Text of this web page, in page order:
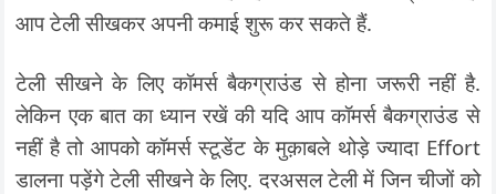
आप टेली सीखकर अपनी कमाई शुरू कर सकते हैं.
टेली सीखने के लिए कॉमर्स बैकग्राउंड से होना जरूरी नहीं है.
लेकिन एक बात का ध्यान रखें की यदि आप कॉमर्स बैकग्राउंड से
नहीं है तो आपको कॉमर्स स्टूडेंट के मुक़ाबले थोड़े ज्यादा Effort
डालना पड़ेंगे टेली सीखने के लिए. दरअसल टेली में जिन चीजों को